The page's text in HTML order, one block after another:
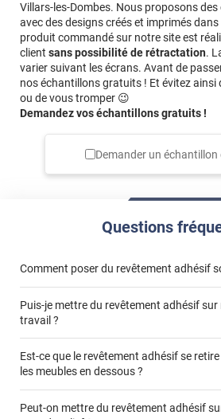
Villars-les-Dombes. Nous proposons
avec des designs créés et imprimés
produit commandé sur notre site est
client sans possibilité de rétractation.
varier suivant les écrans. Avant de
nos échantillons gratuits ! Et évitez ainsi
ou de vous tromper 😉
Demandez vos échantillons gratuits !
Demander un échantillon
Questions
Comment poser du revêtement adhésif
« Comment poser un
Puis-je mettre du revêtement adhésif sur
travail ?
Est-ce que le revêtement adhésif se
les meubles en dessous ?
Peut-on mettre du revêtement adhésif